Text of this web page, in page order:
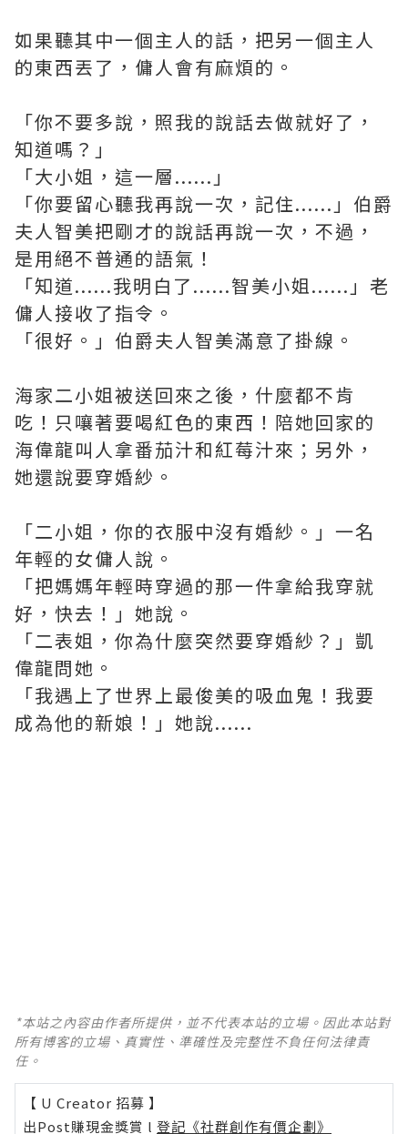
如果聽其中一個主人的話，把另一個主人
的東西丟了，傭人會有麻煩的。
「你不要多說，照我的說話去做就好了，
知道嗎？」
「大小姐，這一層......」
「你要留心聽我再說一次，記住......」伯爵
夫人智美把剛才的說話再說一次，不過，
是用絕不普通的語氣！
「知道......我明白了......智美小姐......」老
傭人接收了指令。
「很好。」伯爵夫人智美滿意了掛線。
海家二小姐被送回來之後，什麼都不肯
吃！只嚷著要喝紅色的東西！陪她回家的
海偉龍叫人拿番茄汁和紅莓汁來；另外，
她還說要穿婚紗。
「二小姐，你的衣服中沒有婚紗。」一名
年輕的女傭人說。
「把媽媽年輕時穿過的那一件拿給我穿就
好，快去！」她說。
「二表姐，你為什麼突然要穿婚紗？」凱
偉龍問她。
「我遇上了世界上最俊美的吸血鬼！我要
成為他的新娘！」她說......
*本站之內容由作者所提供，並不代表本站的立場。因此本站對
所有博客的立場、真實性、準確性及完整性不負任何法律責
任。
【 U Creator 招募 】
出Post賺現金獎賞 l 登記《社群創作有價企劃》